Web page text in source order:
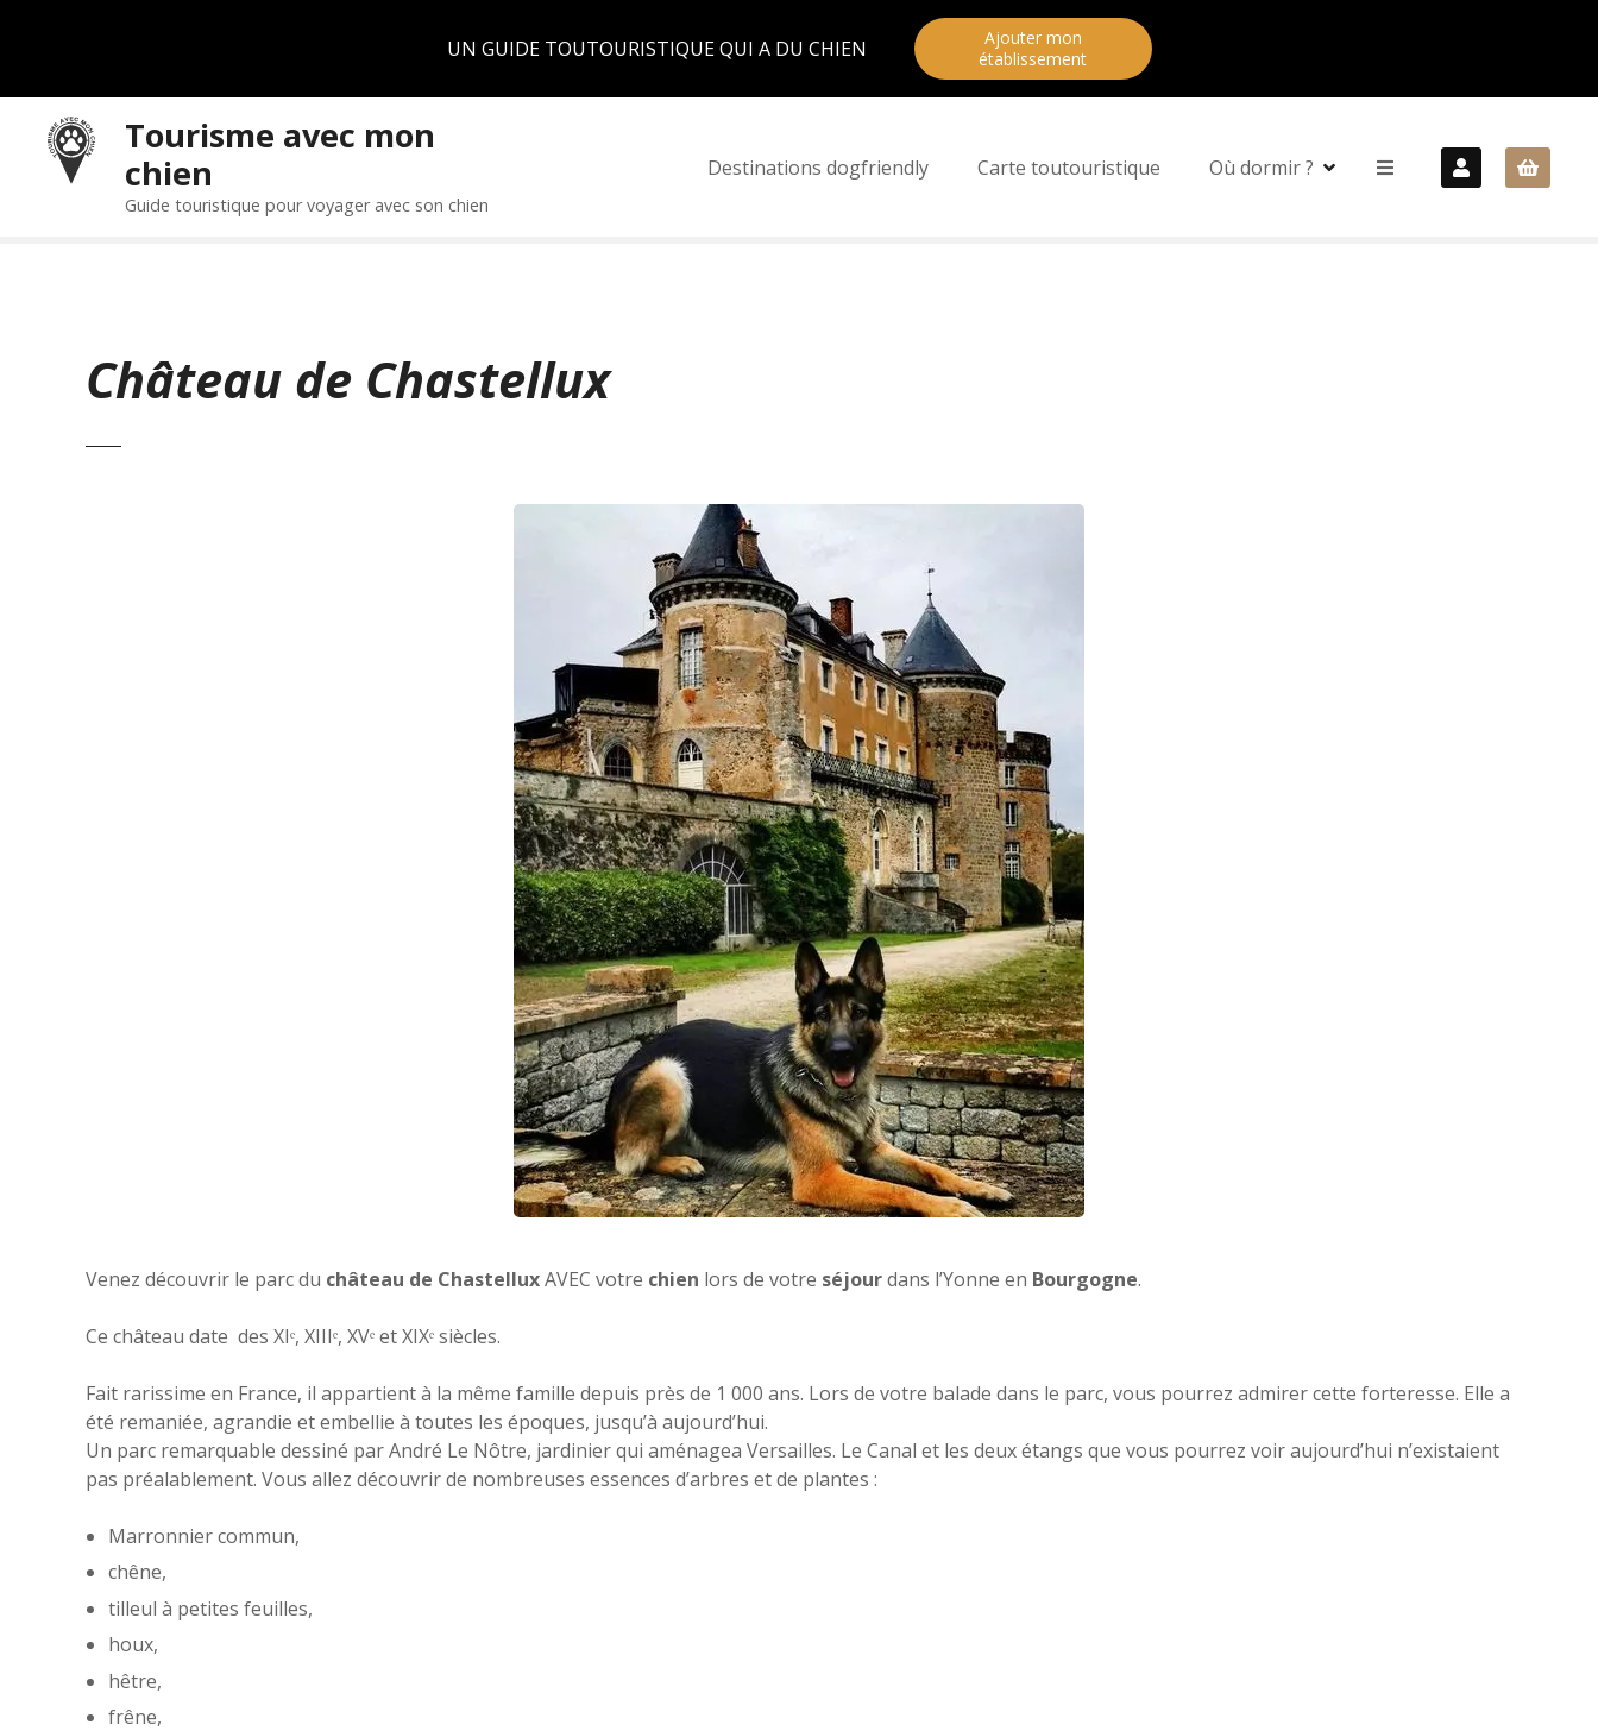
UN GUIDE TOUTOURISTIQUE QUI A DU CHIEN
Ajouter mon
établissement
Tourisme avec mon
chien
Guide touristique pour voyager avec son chien
Destinations dogfriendly Carte toutouristique Où dormir ?
Château de Chastellux
Venez découvrir le parc du château de ChastelluxAVEC votre chien lors de votre séjourdans l’Yonne en Bourgogne.
Ce château date des XIᵉ, XIIIᵉ, XVᵉ et XIXᵉ siècles.
Fait rarissime en France, il appartient à la même famille depuis près de 1 000 ans. Lors de votre balade dans le parc, vous pourrez admirer cette forteresse. Elle a
été remaniée, agrandie et embellie à toutes les époques, jusqu’à aujourd’hui.
Un parc remarquable dessiné par André Le Nôtre, jardinier qui aménagea Versailles. Le Canal et les deux étangs que vous pourrez voir aujourd’hui n’existaient
pas préalablement. Vous allez découvrir de nombreuses essences d’arbres et de plantes :
Marronnier commun,
chêne,
tilleul à petites feuilles,
houx,
hêtre,
frêne,